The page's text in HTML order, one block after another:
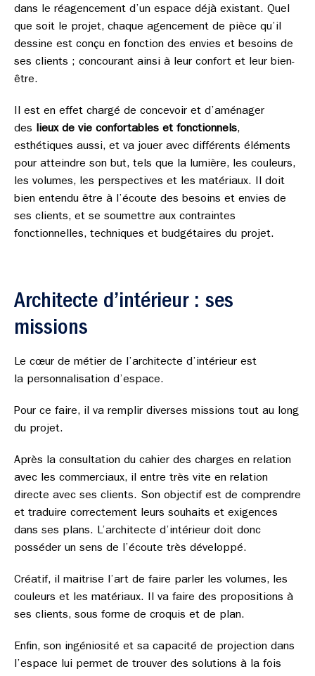
dans le réagencement d’un espace déjà existant. Quel
que soit le projet, chaque agencement de pièce qu’il
dessine est conçu en fonction des envies et besoins de
ses clients ; concourant ainsi à leur confort et leur bien-
être.
Il est en effet chargé de concevoir et d’aménager
des lieux de vie confortables et fonctionnels,
esthétiques aussi, et va jouer avec différents éléments
pour atteindre son but, tels que la lumière, les couleurs,
les volumes, les perspectives et les matériaux. Il doit
bien entendu être à l’écoute des besoins et envies de
ses clients, et se soumettre aux contraintes
fonctionnelles, techniques et budgétaires du projet.
Architecte d’intérieur : ses
missions
Le cœur de métier de l’architecte d’intérieur est
la personnalisation d’espace.
Pour ce faire, il va remplir diverses missions tout au long
du projet.
Après la consultation du cahier des charges en relation
avec les commerciaux, il entre très vite en relation
directe avec ses clients. Son objectif est de comprendre
et traduire correctement leurs souhaits et exigences
dans ses plans. L’architecte d’intérieur doit donc
posséder un sens de l’écoute très développé.
Créatif, il maitrise l’art de faire parler les volumes, les
couleurs et les matériaux. Il va faire des propositions à
ses clients, sous forme de croquis et de plan.
Enfin, son ingéniosité et sa capacité de projection dans
l’espace lui permet de trouver des solutions à la fois